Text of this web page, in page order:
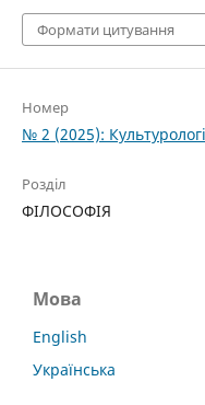
Формати цитування
Номер
№ 2 (2025):
Розділ
ФІЛОСОФІЯ
Мова
English
Українська